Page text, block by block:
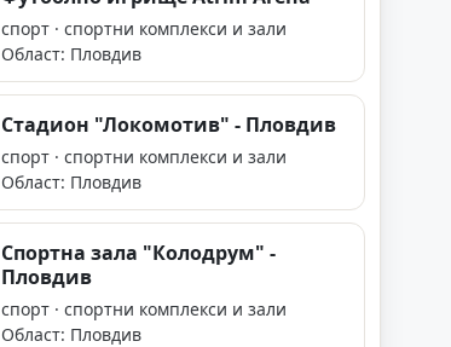
спорт · спортни комплекси и зали
Област: Пловдив
Стадион "Локомотив" - Пловдив
спорт · спортни комплекси и зали
Област: Пловдив
Спортна зала "Колодрум" -
Пловдив
спорт · спортни комплекси и зали
Област: Пловдив